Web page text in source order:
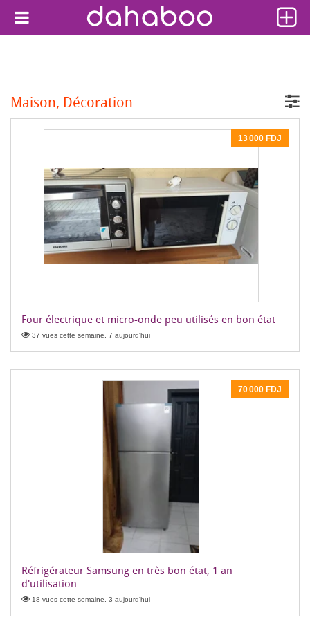
Maison, Décoration
13 000 FDJ
Four électrique et micro-onde peu utilisés en bon état
37 vues cette semaine, 7 aujourd'hui
70 000 FDJ
Réfrigérateur Samsung en très bon état, 1 an
d'utilisation
18 vues cette semaine, 3 aujourd'hui